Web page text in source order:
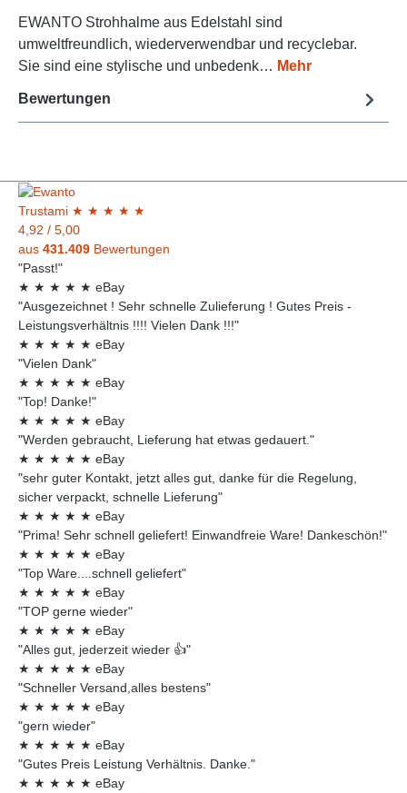
EWANTO Strohhalme aus Edelstahl sind
umweltfreundlich, wiederverwendbar und recyclebar.
Sie sind eine stylische und unbedenk… Mehr
Bewertungen
Trustami ★ ★ ★ ★ ★
4,92 / 5,00
aus 431.409 Bewertungen
"Passt!"
★ ★ ★ ★ ★ eBay
"Ausgezeichnet ! Sehr schnelle Zulieferung ! Gutes Preis -
Leistungsverhältnis !!!! Vielen Dank !!!"
★ ★ ★ ★ ★ eBay
"Vielen Dank"
★ ★ ★ ★ ★ eBay
"Top! Danke!"
★ ★ ★ ★ ★ eBay
"Werden gebraucht, Lieferung hat etwas gedauert."
★ ★ ★ ★ ★ eBay
"sehr guter Kontakt, jetzt alles gut, danke für die Regelung,
sicher verpackt, schnelle Lieferung"
★ ★ ★ ★ ★ eBay
"Prima! Sehr schnell geliefert! Einwandfreie Ware! Dankeschön!"
★ ★ ★ ★ ★ eBay
"Top Ware....schnell geliefert"
★ ★ ★ ★ ★ eBay
"TOP gerne wieder"
★ ★ ★ ★ ★ eBay
"Alles gut, jederzeit wieder 👍"
★ ★ ★ ★ ★ eBay
"Schneller Versand,alles bestens"
★ ★ ★ ★ ★ eBay
"gern wieder"
★ ★ ★ ★ ★ eBay
"Gutes Preis Leistung Verhältnis. Danke."
★ ★ ★ ★ ★ eBay